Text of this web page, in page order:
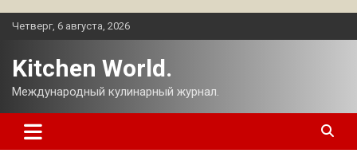
Перейти
Четверг, 6 августа, 2026
Kitchen World.
Международный кулинарный журнал.